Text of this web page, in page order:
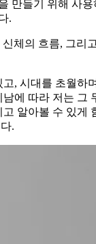
만들기 위해 사
.
체의 흐름, 그리
, 시대를 초월하
에 따라 저는 그
알아볼 수 있게
.